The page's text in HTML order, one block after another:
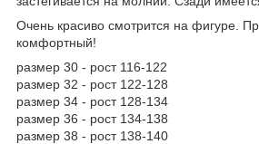
Очень красиво смотрится на фигуре.
комфортный!
размер 30 - рост 116-122
размер 32 - рост 122-128
размер 34 - рост 128-134
размер 36 - рост 134-138
размер 38 - рост 138-140